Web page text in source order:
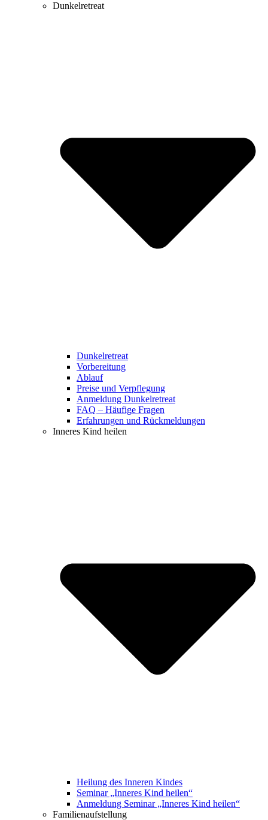
Dunkelretreat
Dunkelretreat
Vorbereitung
Ablauf
Preise und Verpflegung
Anmeldung Dunkelretreat
FAQ – Häufige Fragen
Erfahrungen und Rückmeldungen
Inneres Kind heilen
Heilung des Inneren Kindes
Seminar „Inneres Kind heilen“
Anmeldung Seminar „Inneres Kind heilen“
Familienaufstellung